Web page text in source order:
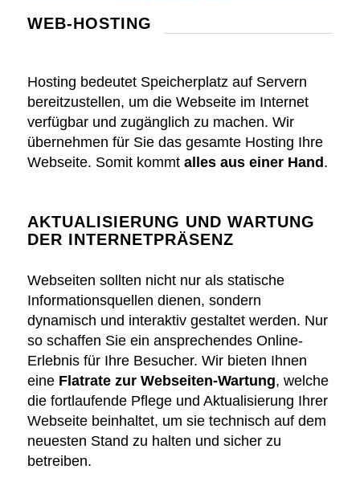
WEB-HOSTING
Hosting bedeutet Speicherplatz auf Servern
bereitzustellen, um die Webseite im Internet
verfügbar und zugänglich zu machen. Wir
übernehmen für Sie das gesamte Hosting Ihre
Webseite. Somit kommt alles aus einer Hand .
AKTUALISIERUNG UND WARTUNG
DER INTERNETPRÄSENZ
Webseiten sollten nicht nur als statische
Informationsquellen dienen, sondern
dynamisch und interaktiv gestaltet werden. Nur
so schaffen Sie ein ansprechendes Online-
Erlebnis für Ihre Besucher. Wir bieten Ihnen
eine Flatrate zur Webseiten-Wartung, welche
die fortlaufende Pflege und Aktualisierung Ihrer
Webseite beinhaltet, um sie technisch auf dem
neuesten Stand zu halten und sicher zu
betreiben.